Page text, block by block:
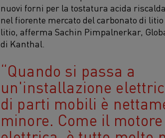
nuovi forni per la tostatura acida
nel fiorente mercato del carbonato di
litio, afferma Sachin Pimpalnerkar,
di Kanthal.
Quando si passa a
un'installazione
di parti mobili è
minore. Come il